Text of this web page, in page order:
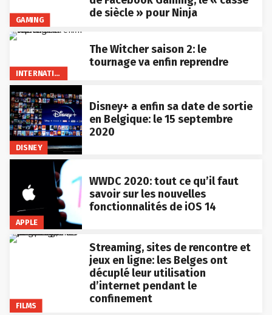
GAMING
de siècle » pour Ninja
INTERNATIONAL
The Witcher saison 2: le
tournage va enfin reprendre
DISNEY
Disney+ a enfin sa date de sortie
en Belgique: le 15 septembre
2020
APPLE
WWDC 2020: tout ce qu’il faut
savoir sur les nouvelles
fonctionnalités de iOS 14
FILMS
Streaming, sites de rencontre et
jeux en ligne: les Belges ont
décuplé leur utilisation
d’internet pendant le
confinement